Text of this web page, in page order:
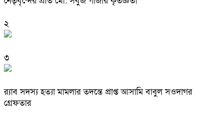
২
৩
র‌্যাব সদস্য হত্যা মামলার তদন্তে প্রাপ্ত আসামি বাবুল সওদাগর
গ্রেফতার